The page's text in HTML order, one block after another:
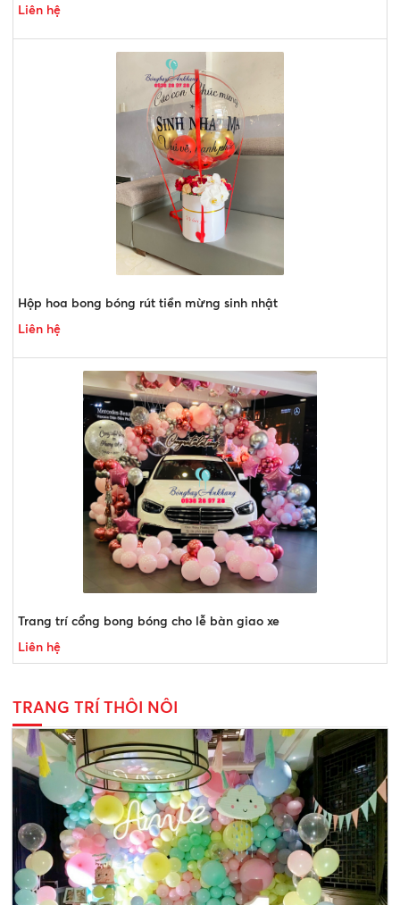
Liên hệ
Hộp hoa bong bóng rút tiền mừng sinh nhật
Liên hệ
Trang trí cổng bong bóng cho lễ bàn giao xe
Liên hệ
TRANG TRÍ THÔI NÔI